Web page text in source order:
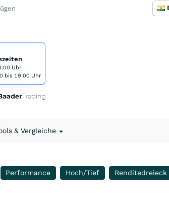
Uhr
bis 19:00 Uhr
& Vergleiche
Performance Hoch/Tief Renditedreieck